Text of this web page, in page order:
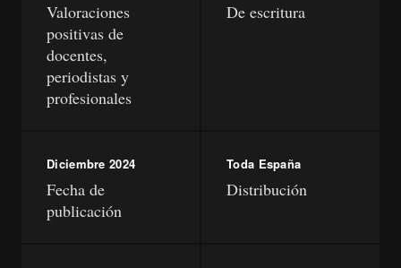
Valoraciones
positivas de
docentes,
periodistas y
profesionales
De escritura
Diciembre 2024
Fecha de
publicación
Toda España
Distribución